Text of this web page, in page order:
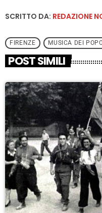
SCRITTO DA: REDAZIONE
FIRENZE MUSICA DEI
POST SIMILI